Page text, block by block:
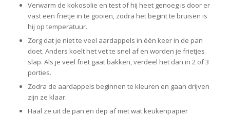
Verwarm de kokosolie en test of hij heet genoeg is door er
vast een frietje in te gooien, zodra het begint te bruisen is
hij op temperatuur.
Zorg dat je niet te veel aardappels in één keer in de pan
doet. Anders koelt het vet te snel af en worden je frietjes
slap. Als je veel friet gaat bakken, verdeel het dan in 2 of 3
porties.
Zodra de aardappels beginnen te kleuren en gaan drijven
zijn ze klaar.
Haal ze uit de pan en dep af met wat keukenpapier